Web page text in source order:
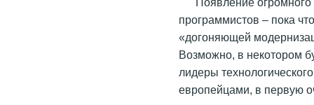
программистов – пока
«догоняющей
Возможно, в некотором
лидеры
европейцами, в первую